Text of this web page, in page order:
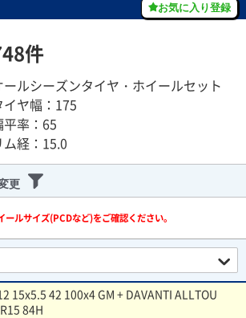
件
ールシーズンタイヤ・ホイールセット
イヤ幅：175
平率：65
ム経：15.0
更
ルサイズ(PCDなど)をご確認ください。
お気に入り登録
15x5.5 42 100x4 GM + DAVANTI ALLTOU
84H